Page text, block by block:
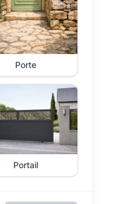
Porte
Portail